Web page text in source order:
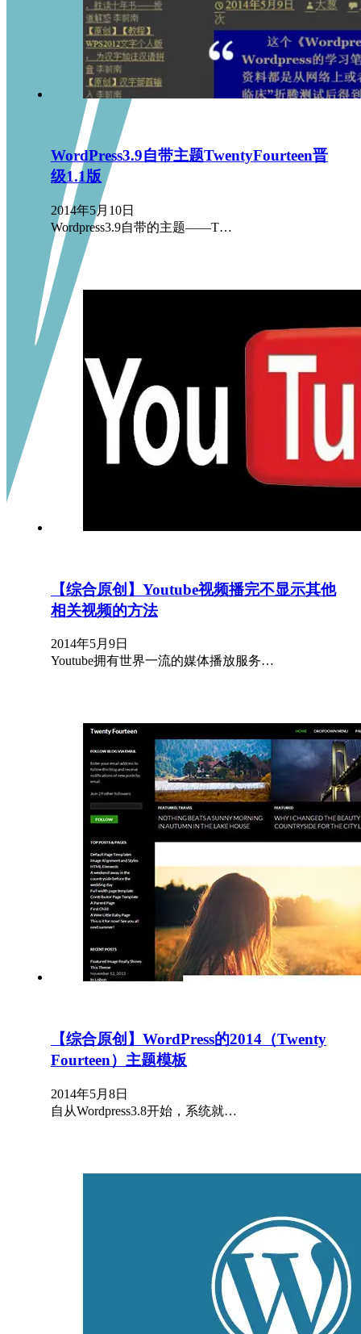
WordPress3.9自带主题TwentyFourteen晋
级1.1版
2014年5月10日
Wordpress3.9自带的主题——T…
【综合原创】Youtube视频播完不显示其他
相关视频的方法
2014年5月9日
Youtube拥有世界一流的媒体播放服务…
【综合原创】WordPress的2014（Twenty
Fourteen）主题模板
2014年5月8日
自从Wordpress3.8开始，系统就…